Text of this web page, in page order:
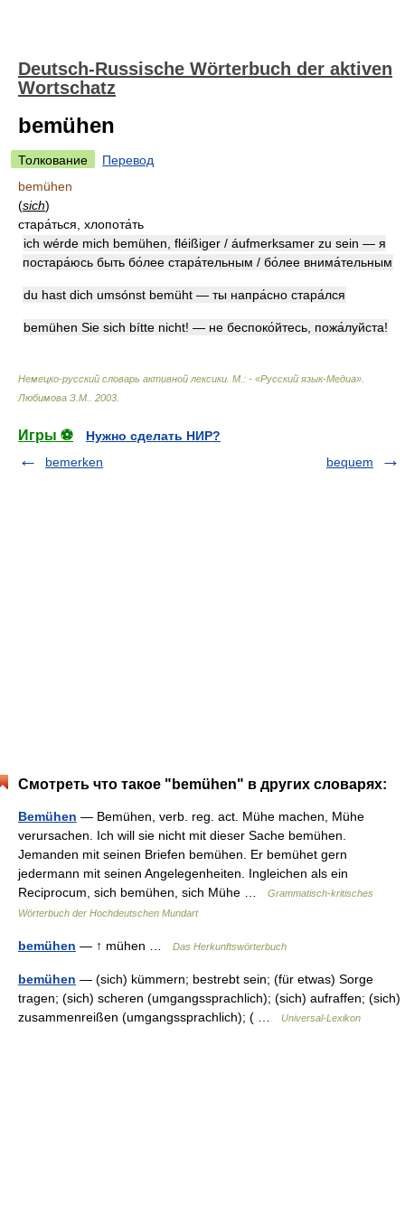
Deutsch-Russische Wörterbuch der aktiven
Wortschatz
bemühen
Толкование
Перевод
bemühen
(sich)
стара́ться, хлопота́ть
ich wérde mich bemühen, fléißiger / áufmerksamer zu sein — я
постара́юсь быть бо́лее стара́тельным / бо́лее внима́тельным
du hast dich umsónst bemüht — ты напра́сно стара́лся
bemühen Sie sich bítte nicht! — не беспоко́йтесь, пожа́луйста!
Немецко-русский словарь активной лексики. М.: - «Русский язык-Медиа»
Любимова З.М.
2003
Игры ⚽
Нужно сделать НИР?
bemerken
bequem
Смотреть что такое "bemühen" в других словарях:
Bemühen — Bemühen, verb. reg. act. Mühe machen, Mühe
verursachen. Ich will sie nicht mit dieser Sache bemühen.
Jemanden mit seinen Briefen bemühen. Er bemühet gern
jedermann mit seinen Angelegenheiten. Ingleichen als ein
Reciprocum, sich bemühen, sich Mühe …
Grammatisch-kritisches
Wörterbuch der Hochdeutschen Mundart
bemühen — ↑ mühen … Das Herkunftswörterbuch
bemühen — (sich) kümmern; bestrebt sein; (für etwas) Sorge
tragen; (sich) scheren (umgangssprachlich); (sich) aufraffen; (sich)
zusammenreißen (umgangssprachlich); ( …
Universal-Lexikon